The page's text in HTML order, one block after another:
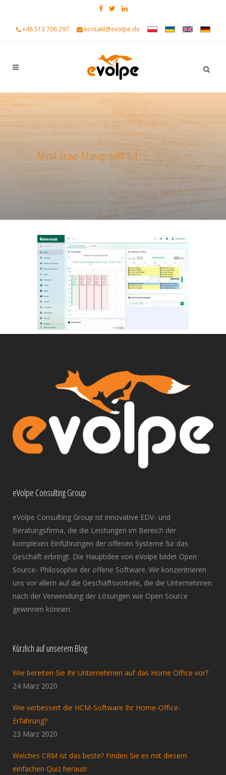
+48 513 706 297 kontakt@evolpe.de
Mint4-Leave-Management-1-1
eVolpe Consulting Group
eVolpe Consulting Group ist innovative EDV- und
Beratungsfirma, die die Leistungen im Bereich der
komplexen Einführungen der offenen Systeme für das
Geschäft erbringt. Die Hauptidee von eVolpe bildet Open
Source- Philosophie der offene Software. Wir konzentrieren
uns vor allem auf die Geschäftsvorteile, die die Unternehmen
nach der Verwendung der Lösungen wie Open Source
gewinnen können.
Kürzlich auf unserem Blog
Wie bereiten Sie Ihr Unternehmen auf das Home Office vor?
24 März 2020
Wie verbessert die HCM-Software Ihr Home-Office-
Erfahrung?
23 März 2020
Welches CRM ist das beste? Finden Sie es mit diesem
einfachen Quiz heraus!